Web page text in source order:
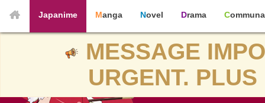
Japanime Manga Novel Drama
MESSAGE
URGENT.